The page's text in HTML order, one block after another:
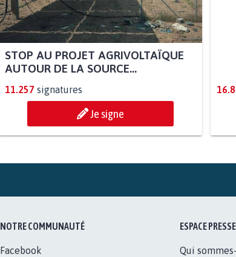
STOP AU PROJET AGRIVOLTAÏQUE
AUTOUR DE LA SOURCE...
11.257 signatures
Je signe
NOTRE COMMUNAUTÉ
Facebook
ESPACE PRESSE
Qui